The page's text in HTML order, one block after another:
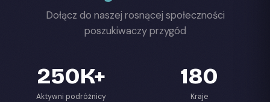
Dołącz do naszej rosnącej społeczności
poszukiwaczy przygód
250K+
Aktywni podróżnicy
180
Kraje